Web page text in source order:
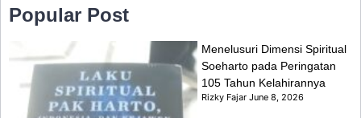
Popular Post
Menelusuri Dimensi Spiritual
Soeharto pada Peringatan
105 Tahun Kelahirannya
Rizky FajarJune 8, 2026